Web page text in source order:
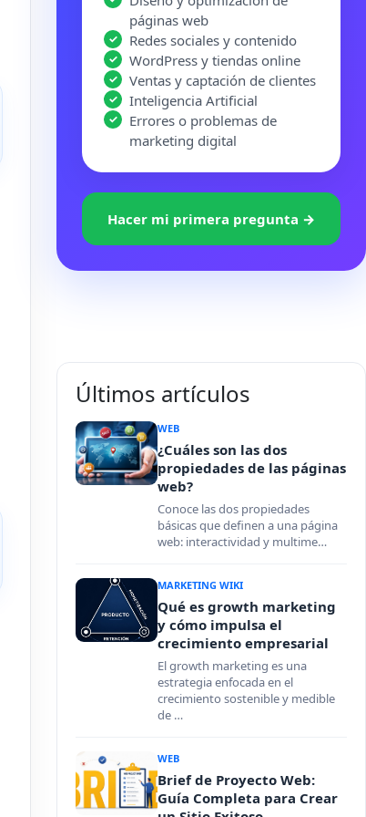
páginas web
Redes sociales y contenido
WordPress y tiendas online
Ventas y captación de clientes
Inteligencia Artificial
Errores o problemas de
marketing digital
Hacer mi primera pregunta →
Últimos artículos
WEB
¿Cuáles son las dos
propiedades de las páginas
web?
Conoce las dos propiedades
básicas que definen a una página
web: interactividad y multime…
MARKETING WIKI
Qué es growth marketing
y cómo impulsa el
crecimiento empresarial
El growth marketing es una
estrategia enfocada en el
crecimiento sostenible y medible
de …
WEB
Brief de Proyecto Web:
Guía Completa para Crear